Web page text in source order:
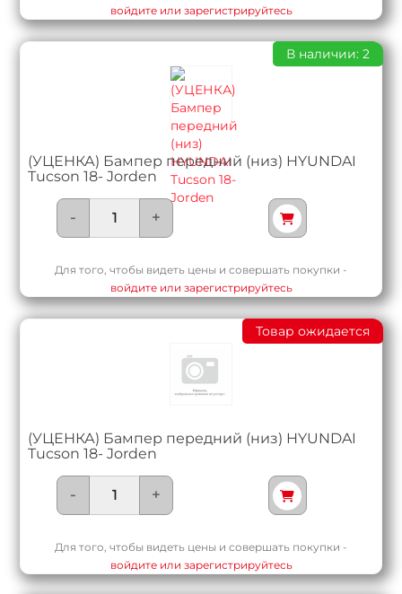
войдите или зарегистрируйтесь
(УЦЕНКА) Бампер передний (низ) HYUNDAI
Tucson 18- Jorden
В наличии: 2
- +
Для того, чтобы видеть цены и совершать покупки -
войдите или зарегистрируйтесь
(УЦЕНКА) Бампер передний (низ) HYUNDAI
Tucson 18- Jorden
Товар ожидается
- +
Для того, чтобы видеть цены и совершать покупки -
войдите или зарегистрируйтесь